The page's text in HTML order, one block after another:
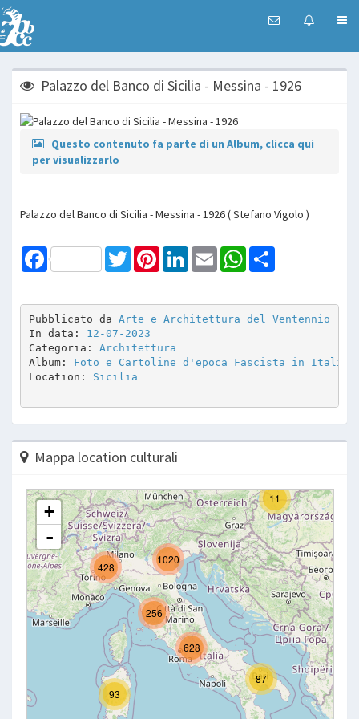
Palazzo del Banco di Sicilia - Messina - 1926
Questo contenuto fa parte di un Album, clicca qui
per visualizzarlo
Palazzo del Banco di Sicilia - Messina - 1926 ( Stefano Vigolo )
Facebook TwitterPinterestLinkedInEmail WhatsApp
Pubblicato da Arte e Architettura del Ventennio
In data: 12-07-2023
Categoria: Architettura
Album: Foto e Cartoline d'epoca Fascista in Italia
Location: Sicilia
Mappa location culturali